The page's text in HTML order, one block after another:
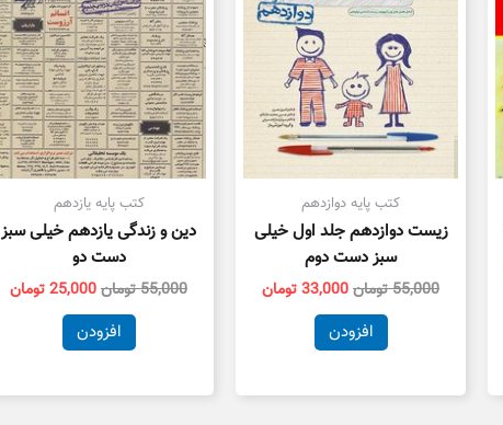
کتب پایه دوازدهم
زیست دوازدهم جلد اول خیلی
سبز دست دوم
55,000تومان33,000تومان
افزودن
کتب پایه یازدهم
دین و زندگی یازدهم خیلی سبز
دست دو
55,000تومان25,000تومان
افزودن